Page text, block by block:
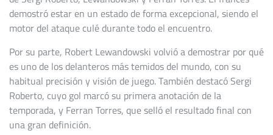
demostró estar en un estado de forma excepcional, siendo el
motor del ataque culé durante todo el encuentro.
Por su parte, Robert Lewandowski volvió a demostrar por qué
es uno de los delanteros más temidos del mundo, con su
habitual precisión y visión de juego. También destacó Sergi
Roberto, cuyo gol marcó su primera anotación de la
temporada, y Ferran Torres, que selló el resultado final con
una gran definición.